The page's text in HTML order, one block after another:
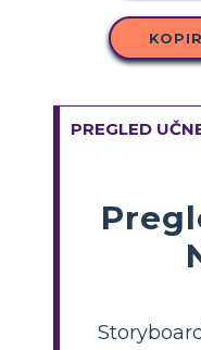
PREGLED